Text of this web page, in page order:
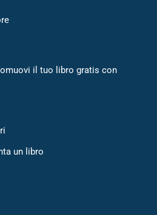
il tuo libro gratis con
un libro